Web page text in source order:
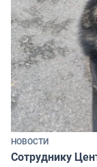
НОВОСТИ
Сотруднику